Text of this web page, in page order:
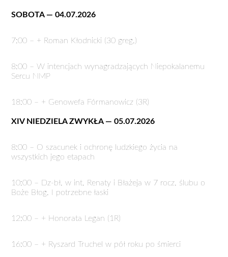
SOBOTA — 04.07.2026
7:00 – + Roman Kłodnicki (30 greg.)
8:00 – W intencjach wynagradzających Niepokalanemu
Sercu NMP
18:00 – + Genowefa Fórmanowicz (3R)
XIV NIEDZIELA ZWYKŁA — 05.07.2026
8:00 – O szacunek i ochronę ludzkiego życia na
wszystkich jego etapach
10:00 – Dz-bł. w int. Renaty i Błażeja w 7 rocz. ślubu o
Boże Błog. I potrzebne łaski
12:00 – + Honorata Legan (1R)
16:00 – + Ryszard Truchel w pół roku po śmierci